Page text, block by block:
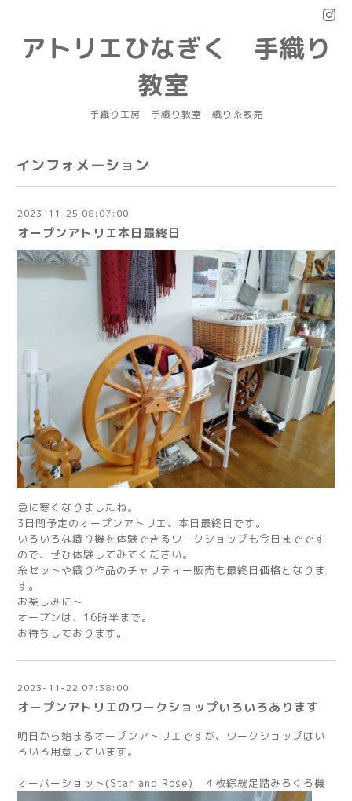
アトリエひなぎく 手織り
教室
手織り工房 手織り教室 織り糸販売
インフォメーション
2023-11-25 08:07:00
オープンアトリエ本日最終日
急に寒くなりましたね。
3日間予定のオープンアトリエ、本日最終日です。
いろいろな織り機を体験できるワークショップも今日までです
ので、ぜひ体験してみてください。
糸セットや織り作品のチャリティー販売も最終日価格となりま
す。
お楽しみに～
オープンは、16時半まで。
お待ちしております。
2023-11-22 07:38:00
オープンアトリエのワークショップいろいろあります
明日から始まるオープンアトリエですが、ワークショップはい
ろいろ用意しています。
オーバーショット(Star and Rose) ４枚綜絖足踏みろくろ機